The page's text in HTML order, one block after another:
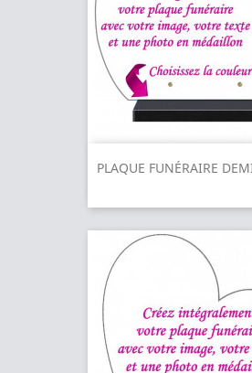
PLAQUE FUNÉRAIRE